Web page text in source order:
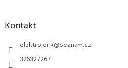
Kontakt
elektro.erik@seznam.cz
326327267